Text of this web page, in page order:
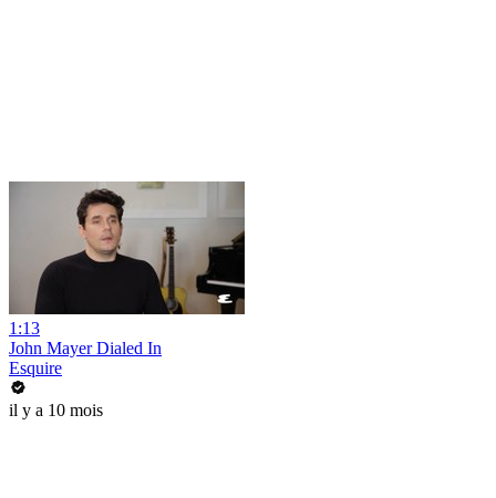
1:13
John Mayer Dialed In
Esquire
il y a 10 mois